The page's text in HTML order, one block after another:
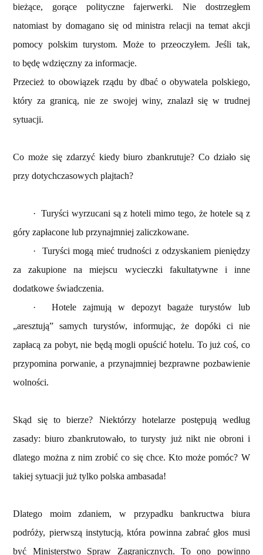
bieżące, gorące polityczne fajerwerki. Nie dostrzegłem
natomiast by domagano się od ministra relacji na temat akcji
pomocy polskim turystom. Może to przeoczyłem. Jeśli tak,
to będę wdzięczny za informacje.
Przecież to obowiązek rządu by dbać o obywatela polskiego,
który za granicą, nie ze swojej winy, znalazł się w trudnej
sytuacji.
Co może się zdarzyć kiedy biuro zbankrutuje? Co działo się
przy dotychczasowych plajtach?
· Turyści wyrzucani są z hoteli mimo tego, że hotele są z
góry zapłacone lub przynajmniej zaliczkowane.
·
Turyści mogą mieć trudności z odzyskaniem pieniędzy
za zakupione na miejscu wycieczki fakultatywne i inne
dodatkowe świadczenia.
·
Hotele zajmują w depozyt bagaże turystów lub
„aresztują” samych turystów, informując, że dopóki ci nie
zapłacą za pobyt, nie będą mogli opuścić hotelu. To już coś, co
przypomina porwanie, a przynajmniej bezprawne pozbawienie
wolności.
Skąd się to bierze? Niektórzy hotelarze postępują według
zasady: biuro zbankrutowało, to turysty już nikt nie obroni i
dlatego można z nim zrobić co się chce. Kto może pomóc? W
takiej sytuacji już tylko polska ambasada!
Dlatego moim zdaniem, w przypadku bankructwa biura
podróży, pierwszą instytucją, która powinna zabrać głos musi
być Ministerstwo Spraw Zagranicznych. To ono powinno